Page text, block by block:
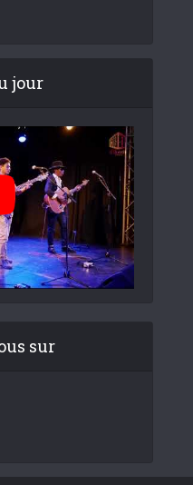
jour
sur